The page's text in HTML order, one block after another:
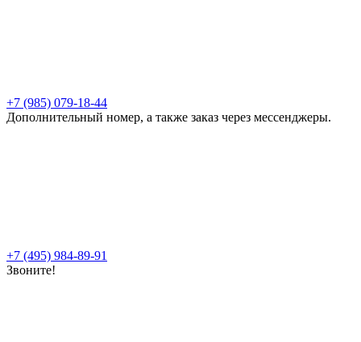
+7 (985) 079-18-44
Дополнительный номер, а также заказ через мессенджеры.
+7 (495) 984-89-91
Звоните!